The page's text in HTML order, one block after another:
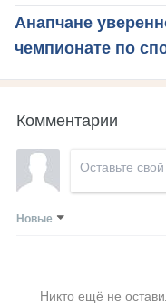
Анапчане
чемпионате по
Комментарии
Новые
Никто ещё не